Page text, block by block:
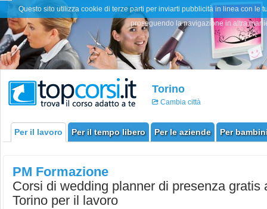
Questo sito utilizza cookie di terze parti per inviarti pubblicità in linea con
proseguendo la navigazione in altra
Torino
Cambia città
Per il lavoro Per il tempo libero Per le aziende Per
PM Formazione
Corsi di wedding planner di presenza gratis
Torino per il lavoro